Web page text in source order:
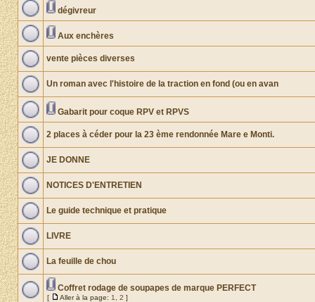
dégivreur
Aux enchères
vente pièces diverses
Un roman avec l'histoire de la traction en fond (ou en avan
Gabarit pour coque RPV et RPVS
2 places à céder pour la 23 ème rendonnée Mare e Monti.
JE DONNE
NOTICES D'ENTRETIEN
Le guide technique et pratique
LIVRE
La feuille de chou
Coffret rodage de soupapes de marque PERFECT
[ Aller à la page: 1 2 ]